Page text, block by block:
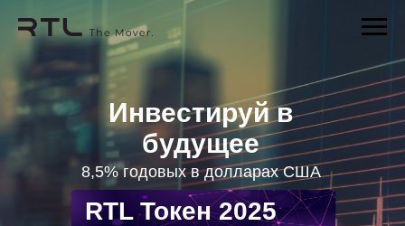
Инвестируй в
будущее
8,5% годовых в долларах США
RTL Токен 2025